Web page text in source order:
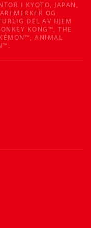
I KYOTO, JAPAN,
OG
DEL AV HJEM
KONG™, THE
ANIMAL